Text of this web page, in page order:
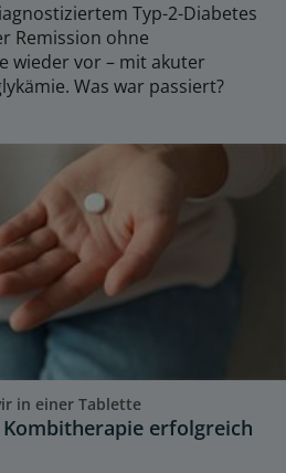
Typ-2-Diabetes
Remission ohne
wieder vor – mit akuter
Was war passiert?
in einer Tablette
erfolgreich